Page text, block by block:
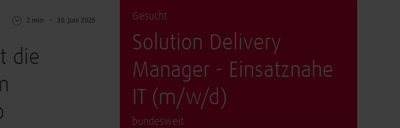
2 min 30. Juni 2025
die
Gesucht
Solution Delivery
Manager - Einsatznahe
IT (m/w/d)
bundesweit